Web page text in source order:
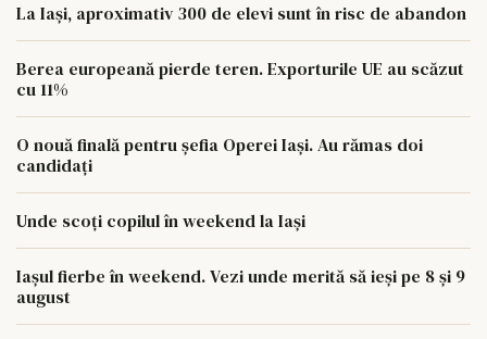
La Iași, aproximativ 300 de elevi sunt în risc de abandon
Berea europeană pierde teren. Exporturile UE au scăzut
cu 11%
O nouă finală pentru șefia Operei Iași. Au rămas doi
candidați
Unde scoți copilul în weekend la Iași
Iașul fierbe în weekend. Vezi unde merită să ieși pe 8 și 9
august